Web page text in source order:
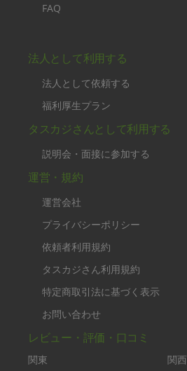
FAQ
法人として利用する
法人として依頼する
福利厚生プラン
タスカジさんとして利用する
説明会・面接に参加する
運営・規約
運営会社
プライバシーポリシー
依頼者利用規約
タスカジさん利用規約
特定商取引法に基づく表示
お問い合わせ
レビュー・評価・口コミ
関東
関西